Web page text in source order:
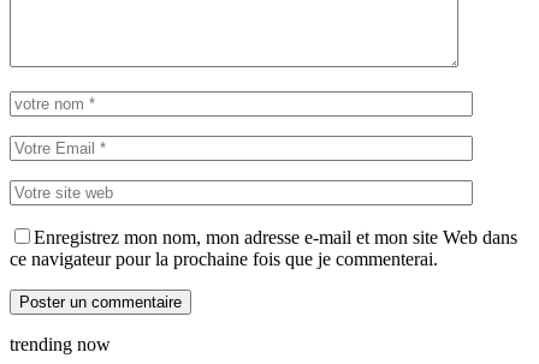
Enregistrez mon nom, mon adresse e-mail et mon site Web dans
ce navigateur pour la prochaine fois que je commenterai.
trending now